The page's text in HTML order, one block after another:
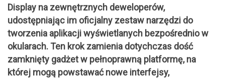
Display na zewnętrznych deweloperów,
udostępniając im oficjalny zestaw narzędzi do
tworzenia aplikacji wyświetlanych bezpośrednio w
okularach. Ten krok zamienia dotychczas dość
zamknięty gadżet w pełnoprawną platformę, na
której mogą powstawać nowe interfejsy,